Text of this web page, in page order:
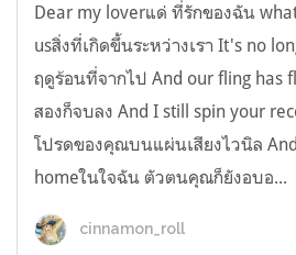
Dear my loverแด่ ที่รักของฉัน
usสิ่งที่เกิดขึ้นระหว่างเรา It's no
ฤดูร้อนที่จากไป And our fling has
สองก็จบลง And I still spin your
โปรดของคุณบนแผ่นเสียงไวนิล
homeในใจฉัน ตัวตนคุณก็ยังอบอ...
cinnamon_roll